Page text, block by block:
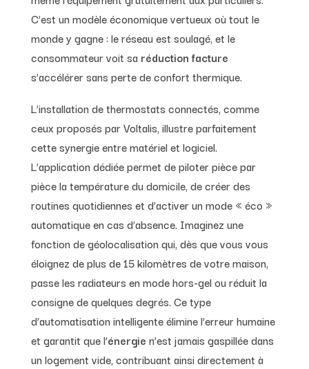
C’est un modèle économique vertueux où tout le
monde y gagne : le réseau est soulagé, et le
consommateur voit sa réduction facture
s’accélérer sans perte de confort thermique.
L’installation de thermostats connectés, comme
ceux proposés par Voltalis, illustre parfaitement
cette synergie entre matériel et logiciel.
L’application dédiée permet de piloter pièce par
pièce la température du domicile, de créer des
routines quotidiennes et d’activer un mode « éco »
automatique en cas d’absence. Imaginez une
fonction de géolocalisation qui, dès que vous vous
éloignez de plus de 15 kilomètres de votre maison,
passe les radiateurs en mode hors-gel ou réduit la
consigne de quelques degrés. Ce type
d’automatisation intelligente élimine l’erreur humaine
et garantit que l’énergie n’est jamais gaspillée dans
un logement vide, contribuant ainsi directement à